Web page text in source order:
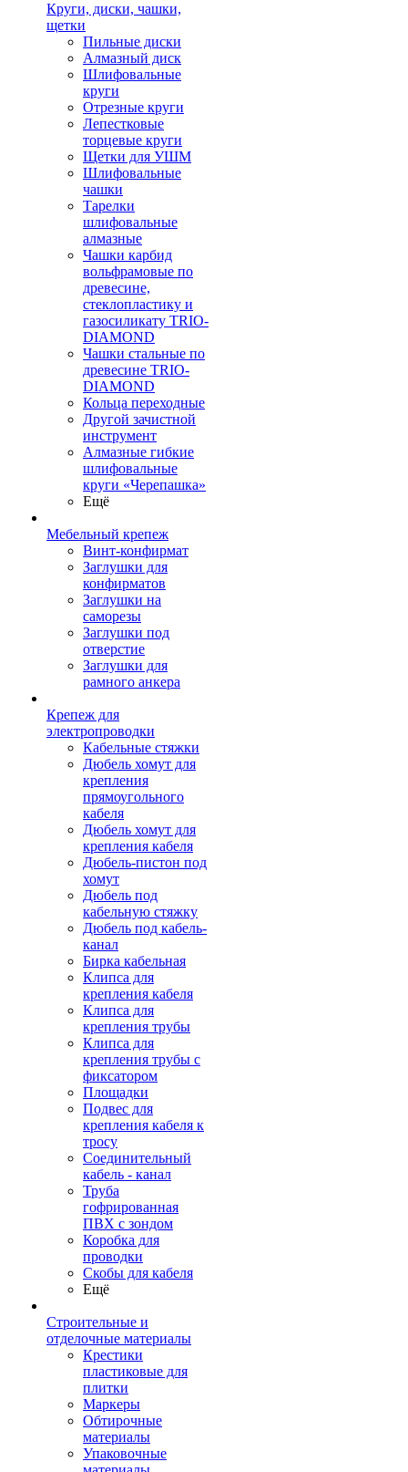
Круги, диски, чашки,
щетки
Пильные диски
Алмазный диск
Шлифовальные
круги
Отрезные круги
Лепестковые
торцевые круги
Щетки для УШМ
Шлифовальные
чашки
Тарелки
шлифовальные
алмазные
Чашки карбид
вольфрамовые по
древесине,
стеклопластику и
газосиликату TRIO-
DIAMOND
Чашки стальные по
древесине TRIO-
DIAMOND
Кольца переходные
Другой зачистной
инструмент
Алмазные гибкие
шлифовальные
круги «Черепашка»
Ещё
Мебельный крепеж
Винт-конфирмат
Заглушки для
конфирматов
Заглушки на
саморезы
Заглушки под
отверстие
Заглушки для
рамного анкера
Крепеж для
электропроводки
Кабельные стяжки
Дюбель хомут для
крепления
прямоугольного
кабеля
Дюбель хомут для
крепления кабеля
Дюбель-пистон под
хомут
Дюбель под
кабельную стяжку
Дюбель под кабель-
канал
Бирка кабельная
Клипса для
крепления кабеля
Клипса для
крепления трубы
Клипса для
крепления трубы с
фиксатором
Площадки
Подвес для
крепления кабеля к
тросу
Соединительный
кабель - канал
Труба
гофрированная
ПВХ с зондом
Коробка для
проводки
Скобы для кабеля
Ещё
Строительные и
отделочные материалы
Крестики
пластиковые для
плитки
Маркеры
Обтирочные
материалы
Упаковочные